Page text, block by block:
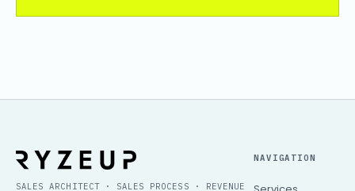
SALES ARCHITECT · SALES PROCESS · REVENUE
NAVIGATION